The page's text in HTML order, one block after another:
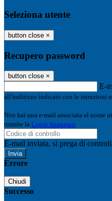
Seleziona utente
button close ×
Recupero password
button close ×
E-
all'indirizzo indicato con le istruzioni
Non hai una e-mail associata al nome
tramite la Login Spaggiari
E-mail inviata, si prega di
Errore
Chiudi
Successo